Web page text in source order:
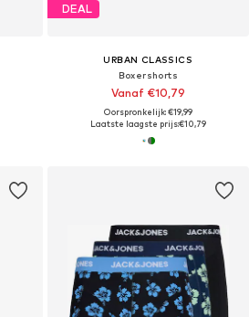
DEAL
URBAN CLASSICS
Boxershorts
Vanaf €10,79
Oorspronkelijk: €19,99
Laatste laagste prijs:€10,79